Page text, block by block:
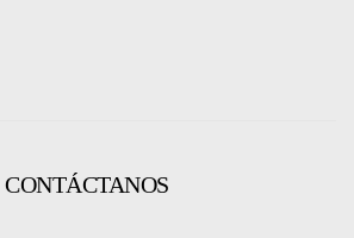
CONTÁCTANOS